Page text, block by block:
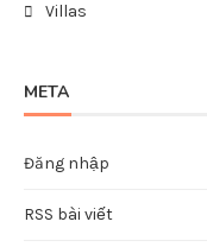
Villas
META
Đăng nhập
RSS bài viết